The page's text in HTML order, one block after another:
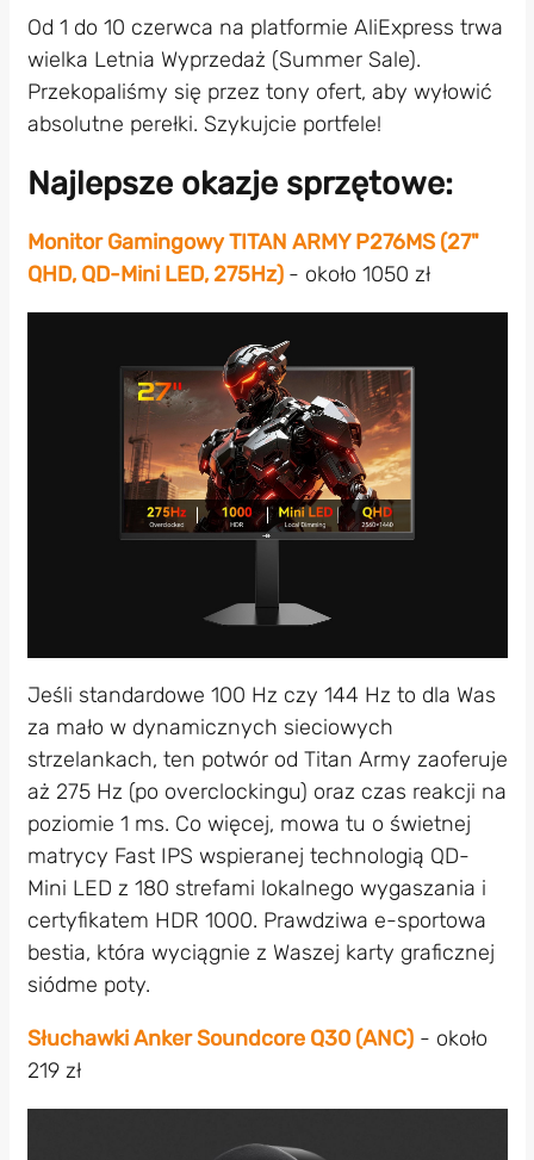
Od 1 do 10 czerwca na platformie AliExpress trwa
wielka Letnia Wyprzedaż (Summer Sale).
Przekopaliśmy się przez tony ofert, aby wyłowić
absolutne perełki. Szykujcie portfele!
Najlepsze okazje sprzętowe:
Monitor Gamingowy TITAN ARMY P276MS (27"
QHD, QD-Mini LED, 275Hz) - około 1050 zł
Jeśli standardowe 100 Hz czy 144 Hz to dla Was
za mało w dynamicznych sieciowych
strzelankach, ten potwór od Titan Army zaoferuje
aż 275 Hz (po overclockingu) oraz czas reakcji na
poziomie 1 ms. Co więcej, mowa tu o świetnej
matrycy Fast IPS wspieranej technologią QD-
Mini LED z 180 strefami lokalnego wygaszania i
certyfikatem HDR 1000. Prawdziwa e-sportowa
bestia, która wyciągnie z Waszej karty graficznej
siódme poty.
Słuchawki Anker Soundcore Q30 (ANC)- około
219 zł